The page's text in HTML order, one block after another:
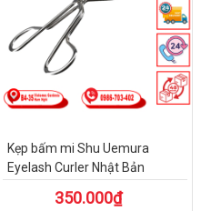
Kẹp bấm mi Shu Uemura
Eyelash Curler Nhật Bản
350.000₫